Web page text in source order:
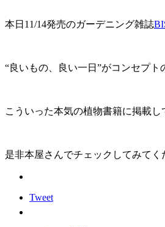
本日11/14発売のガーデニング雑誌
“良いもの、良い一日”がコンセプ
こういった本気の植物書籍に掲載
是非本屋さんでチェックしてみてく
Tweet